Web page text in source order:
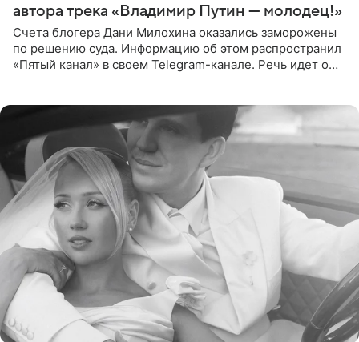
автора трека «Владимир Путин — молодец!»
Счета блогера Дани Милохина оказались заморожены
по решению суда. Информацию об этом распространил
«Пятый канал» в своем Telegram-канале. Речь идет о